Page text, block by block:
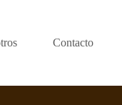
Contacto